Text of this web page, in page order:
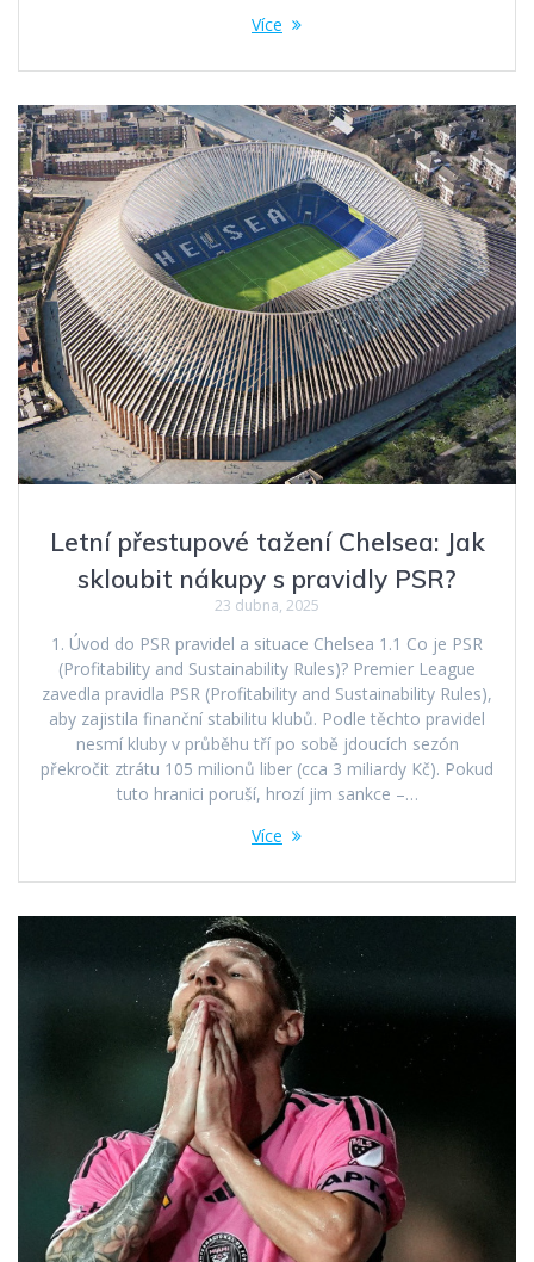
Více
Letní přestupové tažení Chelsea: Jak
skloubit nákupy s pravidly PSR?
23 dubna, 2025
1. Úvod do PSR pravidel a situace Chelsea 1.1 Co je PSR
(Profitability and Sustainability Rules)? Premier League
zavedla pravidla PSR (Profitability and Sustainability Rules),
aby zajistila finanční stabilitu klubů. Podle těchto pravidel
nesmí kluby v průběhu tří po sobě jdoucích sezón
překročit ztrátu 105 milionů liber (cca 3 miliardy Kč). Pokud
tuto hranici poruší, hrozí jim sankce –…
Více